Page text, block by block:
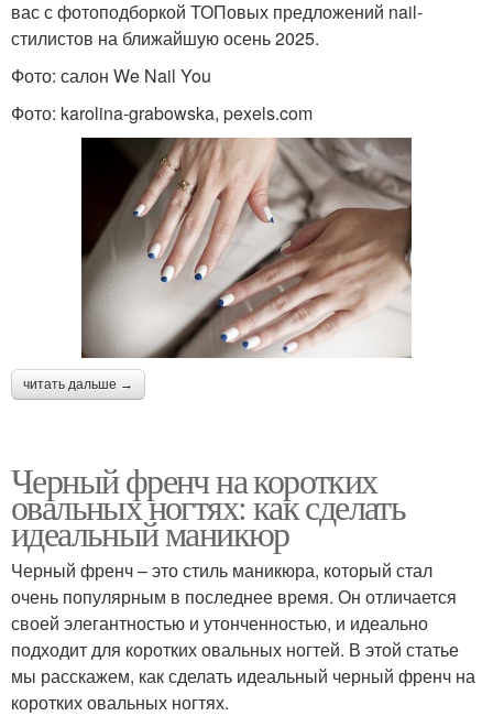
вас с фотоподборкой ТОПовых предложений nail-
стилистов на ближайшую осень 2025.
Фото: салон We Nail You
Фото: karolina-grabowska, pexels.com
читать дальше →
Черный френч на коротких
овальных ногтях: как сделать
идеальный маникюр
Черный френч – это стиль маникюра, который стал
очень популярным в последнее время. Он отличается
своей элегантностью и утонченностью, и идеально
подходит для коротких овальных ногтей. В этой статье
мы расскажем, как сделать идеальный черный френч на
коротких овальных ногтях.